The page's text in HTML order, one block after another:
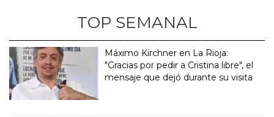
TOP SEMANAL
Máximo Kirchner en La Rioja:
"Gracias por pedir a Cristina libre", el
mensaje que dejó durante su visita